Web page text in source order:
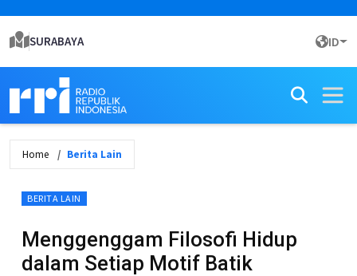
SURABAYA ID
Home Berita Lain
BERITA LAIN
Menggenggam Filosofi Hidup
dalam Setiap Motif Batik